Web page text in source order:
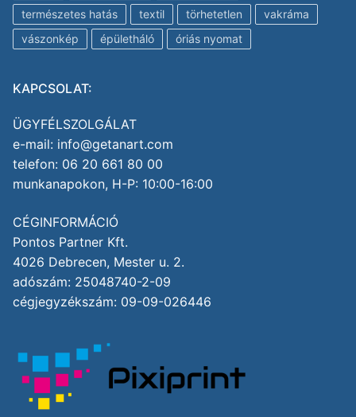
természetes hatás
textil törhetetlen
vakráma
vászonkép
épületháló óriás nyomat
KAPCSOLAT:
ÜGYFÉLSZOLGÁLAT
e-mail: info@getanart.com
telefon: 06 20 661 80 00
munkanapokon, H-P: 10:00-16:00
CÉGINFORMÁCIÓ
Pontos Partner Kft.
4026 Debrecen, Mester u. 2.
adószám: 25048740-2-09
cégjegyzékszám: 09-09-026446